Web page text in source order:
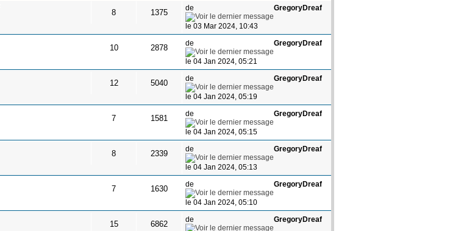
8 1375 deGregoryDreaf
le 03 Mar 2024, 10:43
10 2878 deGregoryDreaf
le 04 Jan 2024, 05:21
12 5040 deGregoryDreaf
le 04 Jan 2024, 05:19
7 1581 deGregoryDreaf
le 04 Jan 2024, 05:15
8 2339 deGregoryDreaf
le 04 Jan 2024, 05:13
7 1630 deGregoryDreaf
le 04 Jan 2024, 05:10
15 6862 deGregoryDreaf